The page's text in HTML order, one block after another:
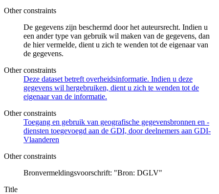
Other constraints
De gegevens zijn beschermd door het auteursrecht. Indien u
een ander type van gebruik wil maken van de gegevens, dan
de hier vermelde, dient u zich te wenden tot de eigenaar van
de gegevens.
Other constraints
Deze dataset betreft overheidsinformatie. Indien u deze
gegevens wil hergebruiken, dient u zich te wenden tot de
eigenaar van de informatie.
Other constraints
Toegang en gebruik van geografische gegevensbronnen en -
diensten toegevoegd aan de GDI, door deelnemers aan GDI-
Vlaanderen
Other constraints
Bronvermeldingsvoorschrift: "Bron: DGLV"
Title